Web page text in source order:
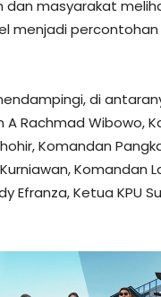
masyarakat
menjadi
di
A Rachmad Wibowo,
Komandan
Komandan
Efranza, Ketua KPU